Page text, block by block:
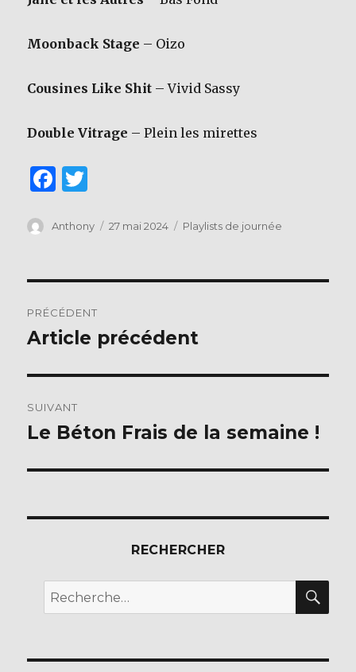
Moonback Stage – Oizo
Cousines Like Shit – Vivid Sassy
Double Vitrage – Plein les mirettes
F
c
b
o
o
it
r
Auteur
Anthony
Publié
27 mai 2024 Catégories
Playlists de journée
de
PRÉCÉDENT
Publication
Article précédent
SUIVANT
Publication
Le Béton Frais de la semaine !
RECHERCHER
Recherche
pour :